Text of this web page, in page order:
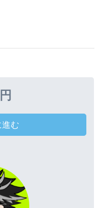
む